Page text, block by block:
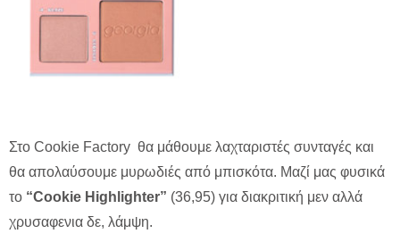
Στο Cookie Factory θα μάθουμε λαχταριστές συνταγές και
θα απολαύσουμε μυρωδιές από μπισκότα. Μαζί μας φυσικά
το “Cookie Highlighter” (36,95) για διακριτική μεν αλλά
χρυσαφενια δε, λάμψη.